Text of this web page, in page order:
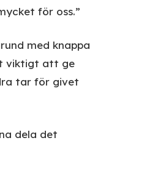
för oss.”
med knappa
viktigt att ge
tar för givet
dela det